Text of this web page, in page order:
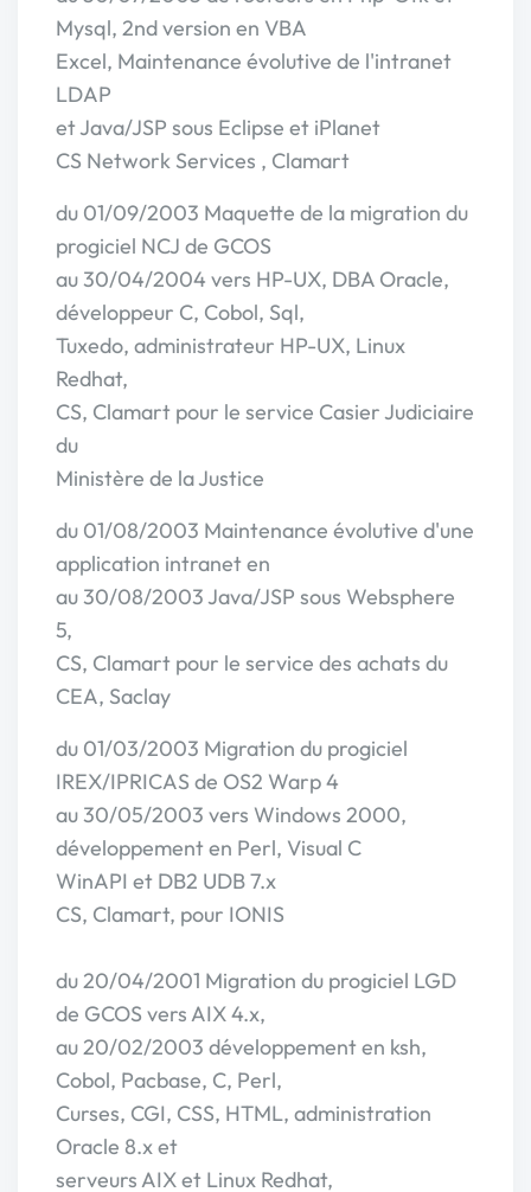
Mysql, 2nd version en VBA
Excel, Maintenance évolutive de l'intranet
LDAP
et Java/JSP sous Eclipse et iPlanet
CS Network Services , Clamart
du 01/09/2003 Maquette de la migration du
progiciel NCJ de GCOS
au 30/04/2004 vers HP-UX, DBA Oracle,
développeur C, Cobol, Sql,
Tuxedo, administrateur HP-UX, Linux
Redhat,
CS, Clamart pour le service Casier Judiciaire
du
Ministère de la Justice
du 01/08/2003 Maintenance évolutive d'une
application intranet en
au 30/08/2003 Java/JSP sous Websphere
5,
CS, Clamart pour le service des achats du
CEA, Saclay
du 01/03/2003 Migration du progiciel
IREX/IPRICAS de OS2 Warp 4
au 30/05/2003 vers Windows 2000,
développement en Perl, Visual C
WinAPI et DB2 UDB 7.x
CS, Clamart, pour IONIS
du 20/04/2001 Migration du progiciel LGD
de GCOS vers AIX 4.x,
au 20/02/2003 développement en ksh,
Cobol, Pacbase, C, Perl,
Curses, CGI, CSS, HTML, administration
Oracle 8.x et
serveurs AIX et Linux Redhat,